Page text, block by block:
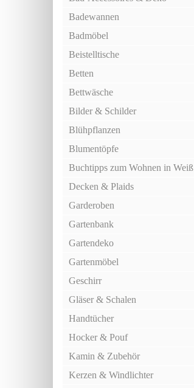
Badewannen
Badmöbel
Beistelltische
Betten
Bettwäsche
Bilder & Schilder
Blühpflanzen
Blumentöpfe
Buchtipps zum Wohnen in Weiß
Decken & Plaids
Garderoben
Gartenbank
Gartendeko
Gartenmöbel
Geschirr
Gläser & Schalen
Handtücher
Hocker & Pouf
Kamin & Zubehör
Kerzen & Windlichter